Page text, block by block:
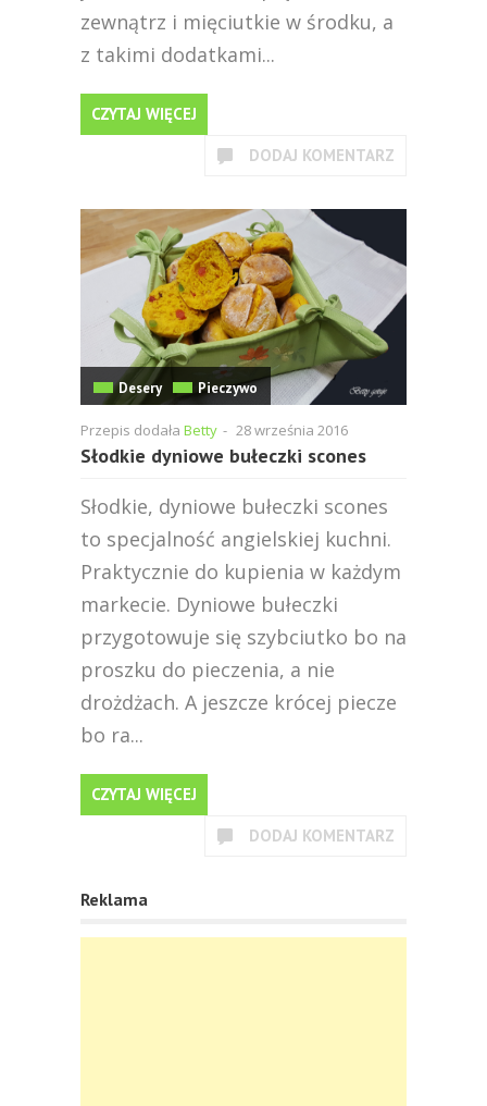
zewnątrz i mięciutkie w środku, a
z takimi dodatkami...
CZYTAJ WIĘCEJ
DODAJ KOMENTARZ
Desery Pieczywo
Przepis dodała Betty - 28 września 2016
Słodkie dyniowe bułeczki scones
Słodkie, dyniowe bułeczki scones
to specjalność angielskiej kuchni.
Praktycznie do kupienia w każdym
markecie. Dyniowe bułeczki
przygotowuje się szybciutko bo na
proszku do pieczenia, a nie
drożdżach. A jeszcze krócej piecze
bo ra...
CZYTAJ WIĘCEJ
DODAJ KOMENTARZ
Reklama